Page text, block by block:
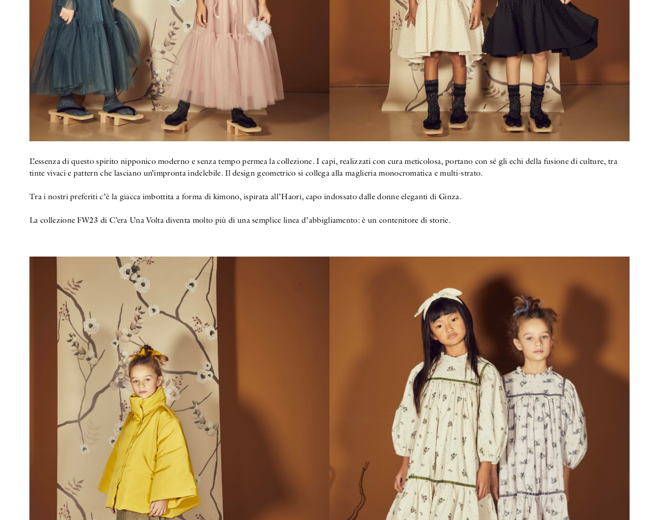
L’essenza di questo spirito nipponico moderno e senza tempo permea la collezione. I capi, realizzati con cura meticolosa, portano con sé gli echi della fusione di culture, tra
tinte vivaci e pattern che lasciano un’impronta indelebile. Il design geometrico si collega alla maglieria monocromatica e multi-strato.
Tra i nostri preferiti c’è la giacca imbottita a forma di kimono, ispirata all’Haori, capo indossato dalle donne eleganti di Ginza.
La collezione FW23 di C’era Una Volta diventa molto più di una semplice linea d’abbigliamento: è un contenitore di storie.